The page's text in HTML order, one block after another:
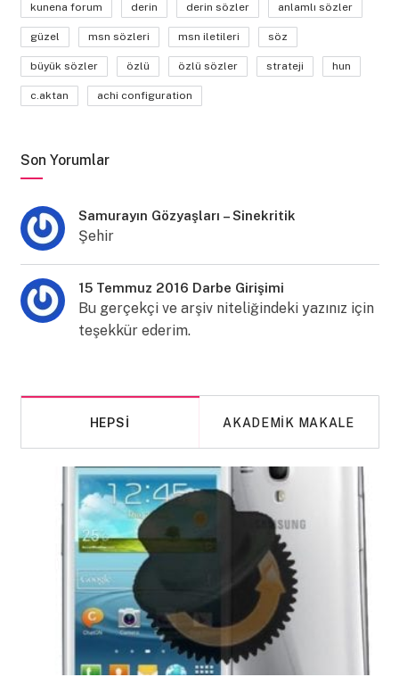
kunena forum derin derin sözler anlamlı sözler
güzel msn sözleri msn iletileri söz
büyük sözler özlü özlü sözler strateji hun
c.aktan achi configuration
Son Yorumlar
Samurayın Gözyaşları – Sinekritik
Şehir
15 Temmuz 2016 Darbe Girişimi
Bu gerçekçi ve arşiv niteliğindeki yazınız için
teşekkür ederim.
HEPSI AKADEMIK MAKALE